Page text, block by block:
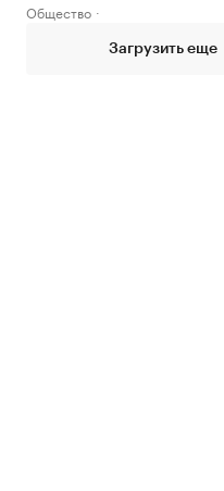
Общество
Загрузить еще